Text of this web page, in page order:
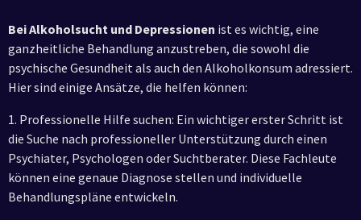
Bei Alkoholsucht und Depressionen ist es wichtig, eine
ganzheitliche Behandlung anzustreben, die sowohl die
psychische Gesundheit als auch den Alkoholkonsum adressiert.
Hier sind einige Ansätze, die helfen können:
1. Professionelle Hilfe suchen: Ein wichtiger erster Schritt ist
die Suche nach professioneller Unterstützung durch einen
Psychiater, Psychologen oder Suchtberater. Diese Fachleute
können eine genaue Diagnose stellen und individuelle
Behandlungspläne entwickeln.